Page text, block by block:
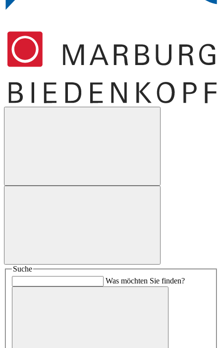
Suche
Was möchten Sie finden?